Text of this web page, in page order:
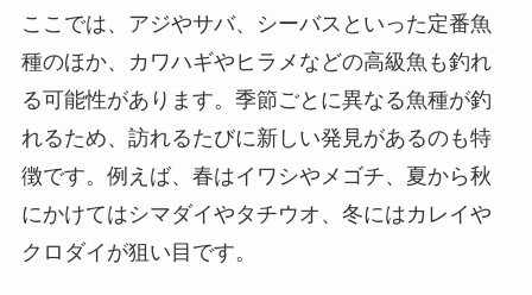
ここでは、アジやサバ、シーバスといった定番魚
種のほか、カワハギやヒラメなどの高級魚も釣れ
る可能性があります。季節ごとに異なる魚種が釣
れるため、訪れるたびに新しい発見があるのも特
徴です。例えば、春はイワシやメゴチ、夏から秋
にかけてはシマダイやタチウオ、冬にはカレイや
クロダイが狙い目です。